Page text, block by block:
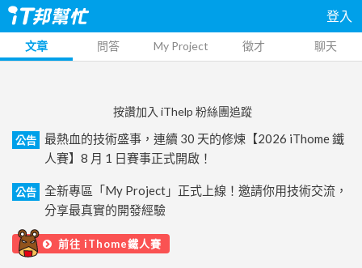
登入
文章 問答 My Project 徵才 聊天
按讚加入 iThelp 粉絲團追蹤
公告
最熱血的技術盛事，連續 30 天的修煉【2026 iThome 鐵
人賽】8 月 1 日賽事正式開啟！
公告
全新專區「My Project」正式上線！邀請你用技術交流，
分享最真實的開發經驗
前往 iThome鐵人賽